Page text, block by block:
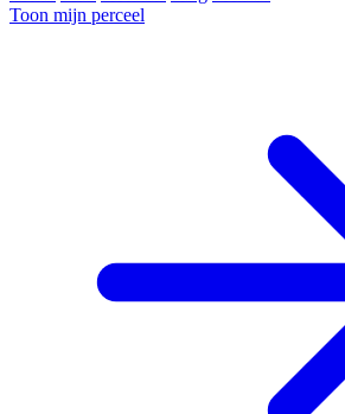
Toon mijn perceel